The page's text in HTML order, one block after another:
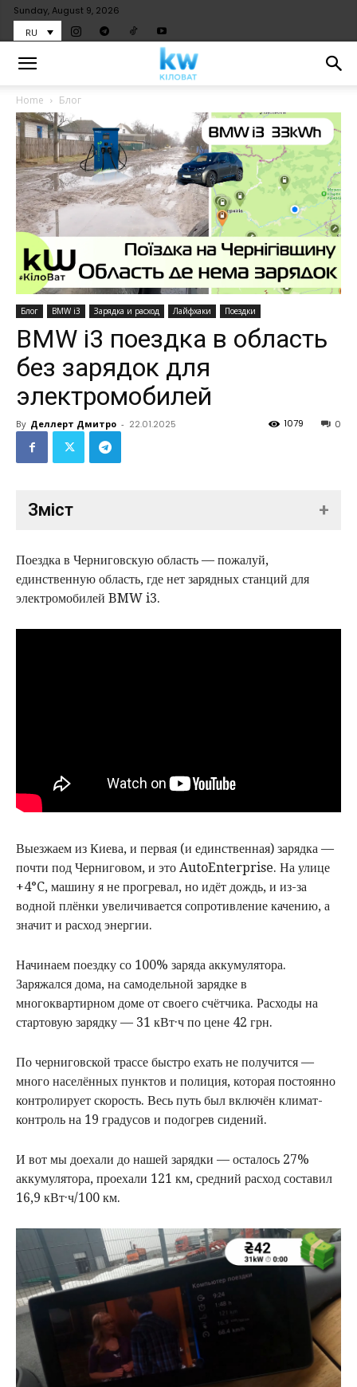
Sunday, August 9, 2026
RU
Home Блог
Блог BMW i3 Зарядка и расход Лайфхаки Поездки
BMW i3 поездка в область
без зарядок для
электромобилей
By Деллерт Дмитро - 22.01.2025 0
1079
Зміст +
деревне
2. Дорога обратно в Киев
Поездка в Черниговскую область — пожалуй,
единственную область, где нет зарядных станций для
электромобилей BMW i3.
Выезжаем из Киева, и первая (и единственная) зарядка —
почти под Черниговом, и это AutoEnterprise. На улице
+4°C, машину я не прогревал, но идёт дождь, и из-за
водной плёнки увеличивается сопротивление качению, а
значит и расход энергии.
Начинаем поездку со 100% заряда аккумулятора.
Заряжался дома, на самодельной зарядке в
многоквартирном доме от своего счётчика. Расходы на
стартовую зарядку — 31 кВт·ч по цене 42 грн.
По черниговской трассе быстро ехать не получится —
много населённых пунктов и полиция, которая постоянно
контролирует скорость. Весь путь был включён климат-
контроль на 19 градусов и подогрев сидений.
И вот мы доехали до нашей зарядки — осталось 27%
аккумулятора, проехали 121 км, средний расход составил
16,9 кВт·ч/100 км.